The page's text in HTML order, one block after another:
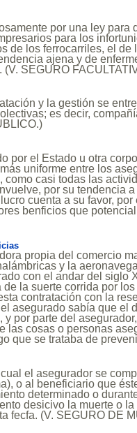
por una ley para
para los
de los ferrocarriles, el de
ajena y de
SEGURO
y la gestión se
es decir,
por el Estado u otra
uniforme entre los
como casi todas las
por su tendencia
cuenta a su favor,
benficios que
propia del comercio
y la
con el andar del siglo
la suerte corrida por
contratación con la
asegurado sabía que el
por parte del
las cosas o personas
que se trataba de
el asegurador se
o al beneficiario que
determinado o
desicivo la muerte o
fecfa. (V. SEGURO DE